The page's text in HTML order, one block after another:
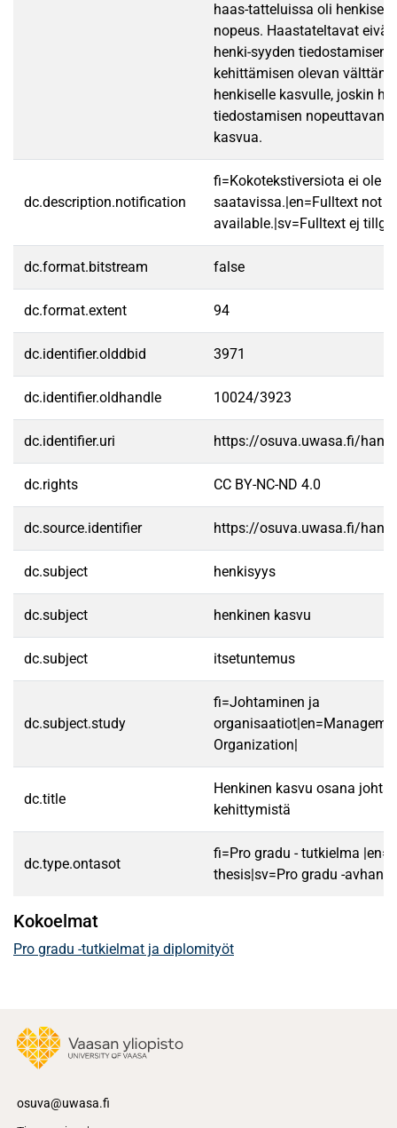
haas-tatteluissa oli henkisen
nopeus. Haastateltavat eivät
henki-syyden tiedostamisen
kehittämisen olevan
henkiselle kasvulle, joskin
tiedostamisen nopeuttavan
kasvua.
dc.description.notification
fi=Kokotekstiversiota ei ole
saatavissa.|en=Fulltext not
available.|sv=Fulltext ej
dc.format.bitstream false
dc.format.extent 94
dc.identifier.olddbid 3971
dc.identifier.oldhandle 10024/3923
dc.identifier.uri https://osuva.uwasa.fi/
dc.rights CC BY-NC-ND 4.0
dc.source.identifier https://osuva.uwasa.fi/
dc.subject henkisyys
dc.subject henkinen kasvu
dc.subject itsetuntemus
dc.subject.study
fi=Johtaminen ja
Organization|
dc.title
Henkinen kasvu osana
kehittymistä
dc.type.ontasot
fi=Pro gradu - tutkielma
thesis|sv=Pro gradu -
Kokoelmat
Pro gradu -tutkielmat ja diplomityöt
osuva@uwasa.fi